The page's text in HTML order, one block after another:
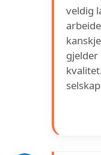
veldig
gjelder